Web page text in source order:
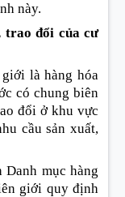
này.
trao đổi của cư
là hàng hóa
có chung biên
đổi ở khu vực
cầu sản xuất,
Danh mục hàng
giới quy định